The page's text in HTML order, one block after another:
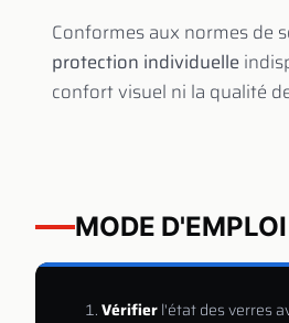
Conformes aux normes de
protection individuelle
confort visuel ni la qualité
MODE D'EMPLOI
Vérifierl'état des verres